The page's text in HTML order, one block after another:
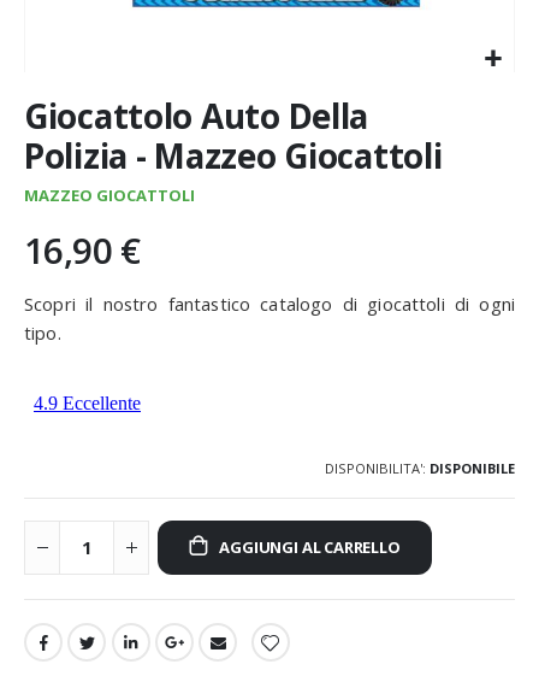
all'inizio
della
galleria
Giocattolo Auto Della
Polizia - Mazzeo Giocattoli
MAZZEO GIOCATTOLI
16,90 €
Scopri il nostro fantastico catalogo di giocattoli di ogni
tipo.
DISPONIBILITA': DISPONIBILE
AGGIUNGI AL CARRELLO